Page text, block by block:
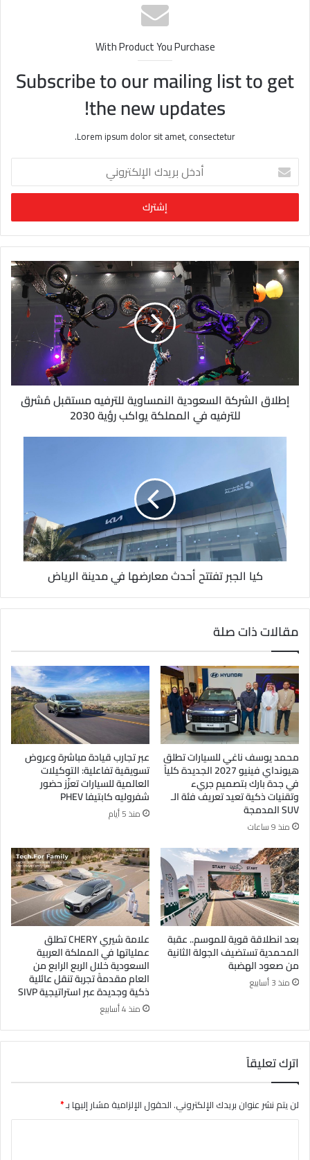
ب
With Product You Purchase
Subscribe to our mailing list to get
the new updates!
Lorem ipsum dolor sit amet, consectetur.
خ
ب
ر
ي
د
ر
إطلاق الشركة السعودية النمساوية للترفيه مستقبل مُشرق
للترفيه في المملكة يواكب رؤية 2030
كيا الجبر تفتتح أحدث معارضها في مدينة الرياض
مقالات ذات صلة
محمد يوسف ناغي للسيارات تطلق
هيونداي فينيو 2027 الجديدة كلياً
في جدة بارك بتصميم جريء
وتقنيات ذكية تعيد تعريف فئة الـ
SUV المدمجة
منذ 9 ساعات
عبر تجارب قيادة مباشرة وعروض
تسويقية تفاعلية: التوكيلات
العالمية للسيارات تعزّز حضور
شفروليه كابتيفا PHEV
منذ 5 أيام
بعد انطلاقة قوية للموسم.. عقبة
المحمدية تستضيف الجولة الثانية
من صعود الهضبة
منذ 3 أسابيع
علامة شيري CHERY تطلق
عملياتها في المملكة العربية
السعودية خلال الربع الرابع من
العام مقدمةً تجربة تنقل عائلية
ذكية وجديدة عبر استراتيجية SIVP
منذ 4 أسابيع
اترك تعليقاً
لن يتم نشر عنوان بريدك الإلكتروني.الحقول الإلزامية مشار إليها بـ*